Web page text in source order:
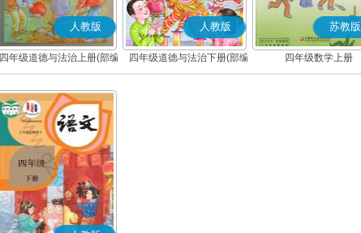
人教版
四年级道德与法治上册(部编
版)
人教版
四年级道德与法治下册(部编
版)
苏教版
四年级数学上册